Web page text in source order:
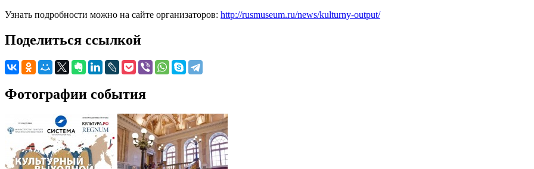
Узнать подробности можно на сайте организаторов: http://rusmuseum.ru/news/kulturny-output/
Поделиться ссылкой
Фотографии события